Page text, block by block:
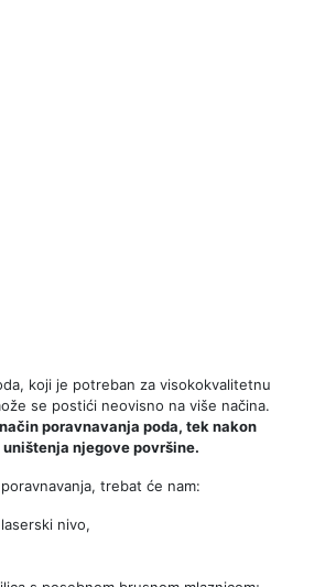
koji je potreban za visokokvalitetnu
se postići neovisno na više načina.
poravnavanja poda, tek nakon
njegove površine.
trebat će nam:
nivo,